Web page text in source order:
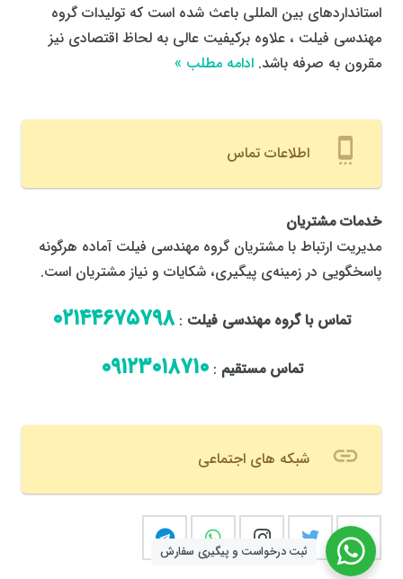
ثبت درخواست و پیگیری سفارش
استانداردهای بین المللی باعث شده است که تولیدات گروه
مهندسی فیلت ، علاوه برکیفیت عالی به لحاظ اقتصادی نیز
مقرون به صرفه باشد. ادامه مطلب »
settings_cell اطلاعات تماس
خدمات مشتریان
مدیریت ارتباط با مشتریان گروه مهندسی فیلت آماده هرگونه
پاسخگویی در زمینه‌ی پیگیری، شکایات و نیاز مشتریان است.
تماس با گروه مهندسی فیلت :٠٢١٤٤٦٧٥٧٩٨
تماس مستقیم :٠٩١٢٣٠١٨٧١٠
link شبکه های اجتماعی